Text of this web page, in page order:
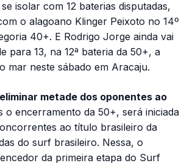
isolar com 12 baterias disputadas,
o alagoano Klinger Peixoto no 14º
40+. E Rodrigo Jorge ainda vai
para 13, na 12ª bateria da 50+, a
mar neste sábado em Aracaju.
metade dos oponentes ao
o encerramento da 50+, será iniciada
ao título brasileiro da
do surf brasileiro. Nessa, o
da primeira etapa do Surf